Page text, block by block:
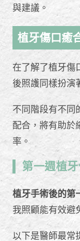
與建議。
植牙傷口癒
在了解了植牙傷
後照護同樣扮演
不同階段有不同
配合，將有助於
率。
第一週植
植牙手術後的第
我照顧能有效避
以下是醫師最常